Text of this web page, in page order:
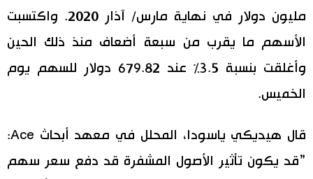
مليون دولار في نهاية مارس/ آذار 2020. واكتسبت
الأسهم ما يقرب من سبعة أضعاف منذ ذلك الحين
وأغلقت بنسبة 3.5٪ عند 679.82 دولار للسهم يوم
الخميس.
قال هيديكي ياسودا، المحلل في معهد أبحاث Ace:
”قد يكون تأثير الأصول المشفرة قد دفع سعر سهم